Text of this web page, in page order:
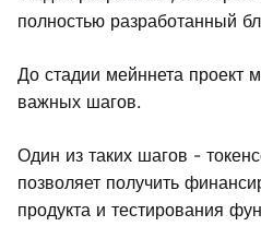
полностью разработанный
До стадии мейннета проект
важных шагов.
Один из таких шагов -
позволяет получить
продукта и тестирования